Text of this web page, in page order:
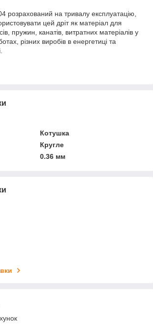
розрахований на тривалу експлуатацію,
цей дріт як матеріал для
пружин, канатів, витратних матеріалів у
різних виробів в енергетиці та
Котушка
Кругле
0.36 мм